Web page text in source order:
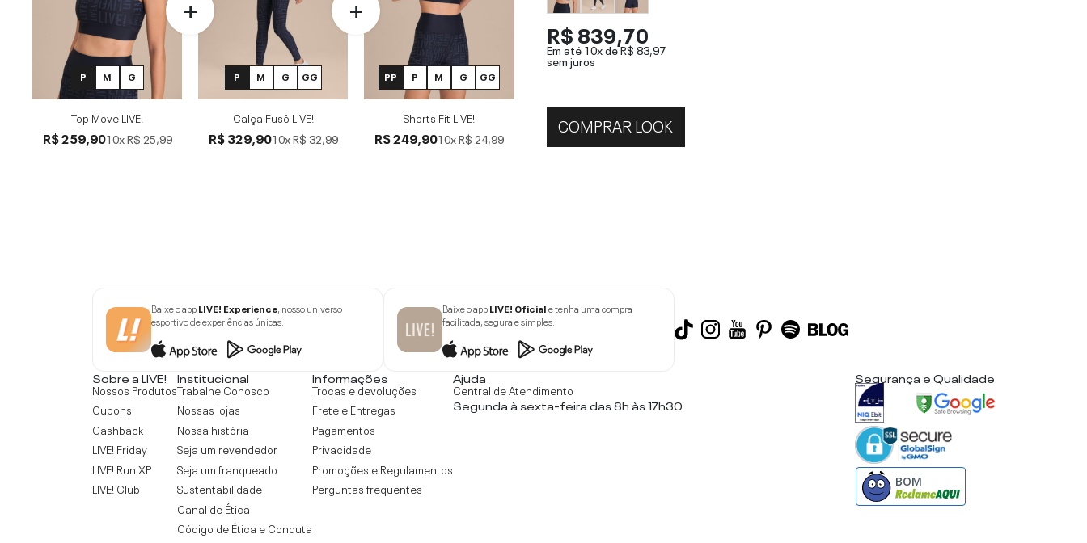
P M G
Top Move LIVE!
R$ 259,9010xR$ 25,99
P M G GG
Calça Fusô LIVE!
R$ 329,9010xR$ 32,99
PP P M G GG
Shorts Fit LIVE!
R$ 249,9010xR$ 24,99
R$ 839,70
Em até 10x deR$ 83,97
sem juros
COMPRAR LOOK
Baixe o appLIVE! Experience, nosso universo
esportivo de experiências únicas.
Baixe o appLIVE! Oficiale tenha uma compra
facilitada, segura e simples.
Sobre a LIVE!
Nossos Produtos
Cupons
Cashback
LIVE! Friday
LIVE! Run XP
LIVE! Club
Institucional
Trabalhe Conosco
Nossas lojas
Nossa história
Seja um revendedor
Seja um franqueado
Sustentabilidade
Canal de Ética
Código de Ética e Conduta
Informações
Trocas e devoluções
Frete e Entregas
Pagamentos
Privacidade
Promoções e Regulamentos
Perguntas frequentes
Ajuda
Central de Atendimento
Segunda à sexta-feira das 8h às 17h30
Segurança e Qualidade
BOM